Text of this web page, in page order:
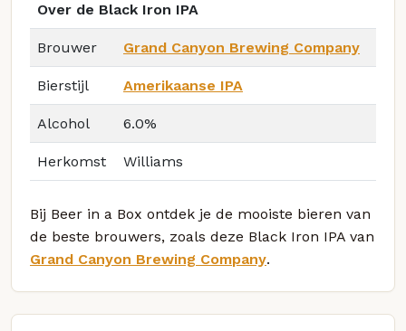
Over de Black Iron IPA
Brouwer Grand Canyon Brewing Company
Bierstijl Amerikaanse IPA
Alcohol 6.0%
Herkomst Williams
Bij Beer in a Box ontdek je de mooiste bieren van
de beste brouwers, zoals deze Black Iron IPA van
Grand Canyon Brewing Company.